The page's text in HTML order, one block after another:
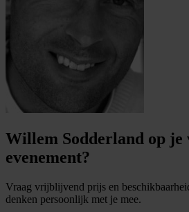
Willem Sodderland op je
evenement?
Vraag vrijblijvend prijs en
denken persoonlijk met je mee.